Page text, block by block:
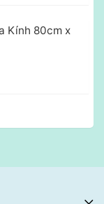
Kính 80cm x